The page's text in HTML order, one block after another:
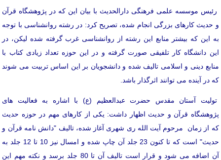
رئیس موسسه علمی فرهنگی دارالحدیث با بیان این که در پژوهشگاه قرآن
و حدیث کارهای بزرگی انجام شده، تصریح کرد: در رشته روانشناسی با توجه
به این که بیشتر منابع این رشته از روانشناسی غرب گرفته شده لیکن، در
این دانشگاه کار تلفیقی صورت گرفته و در این حوزه تعداد زیادی کتاب با
منابع دینی و اسلامی تالیف شده و دانشجویان بر این اساس تربیت می شوند
که در آینده می توانند اثرگذار باشد.
تولیت آستان مقدس حضرت عبدالعظیم (ع) با اشاره به فعالیت های
پژوهشگاه قرآن و حدیث اظهار داشت: یکی از کارهای مهم در حوزه حدیث
که از زمان مرحوم آیت الله ری شهری آغاز شده، تالیف "دانش نامه قرآن و
حدیث" است که تا کنون 23 جلد آن چاپ شده و امسال نیز 10 تا 12 جلد به
آن اضافه می شود و قرار است تالیف آن تا 80 جلد برسد و نکته مهم این